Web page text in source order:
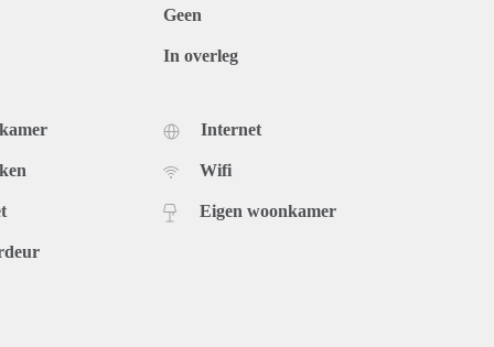
Geen
In overleg
Internet
Wifi
Eigen woonkamer